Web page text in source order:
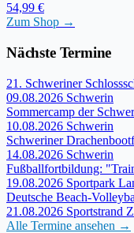
54,99 €
Zum Shop →
Nächste Termine
21. Schweriner
09.08.2026 Schwerin
Sommercamp der
10.08.2026 Schwerin
Schweriner
14.08.2026 Schwerin
Fußballfortbildung:
19.08.2026 Sportpark
Deutsche Beach-
21.08.2026 Sportstrand
Alle Termine ansehen →